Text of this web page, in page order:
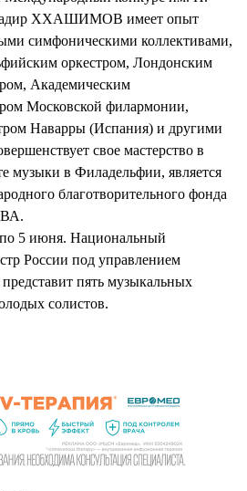
ХХАШИМОВ имеет опыт
симфоническими коллективами,
оркестром, Лондонским
Академическим
Московской филармонии,
Наварры (Испания) и другими
свое мастерство в
музыки в Филадельфии, является
благотворительного фонда
5 июня. Национальный
России под управлением
пять музыкальных
солистов.